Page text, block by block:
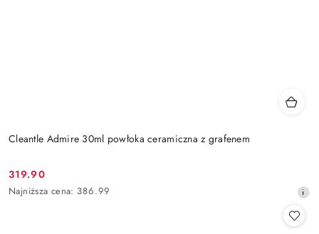
Cleantle Admire 30ml powłoka ceramiczna z grafenem
Cena
promocyjna:
319.90
Najniższa
Najniższa cena: 386.99